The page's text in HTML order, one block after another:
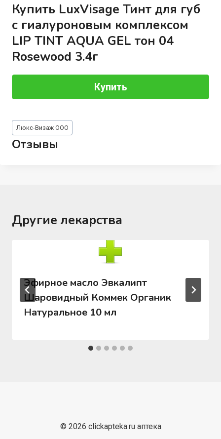
Купить LuxVisage Тинт для губ
с гиалуроновым комплексом
LIP TINT AQUA GEL тон 04
Rosewood 3.4г
Купить
Метки
записи:
Люкс-Визаж ООО
Отзывы
Другие лекарства
Эфирное масло Эвкалипт
Шаровидный Коммек Органик
Натуральное 10 мл
© 2026 clickapteka.ru аптека